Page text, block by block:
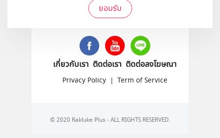
ยอมรับ
ติดตามเราได้ที่
เกี่ยวกับเรา ติดต่อเรา ติดต่อลงโฆษณา
Privacy Policy | Term of Service
© 2020 Rakluke Plus - ALL RIGHTS RESERVED.